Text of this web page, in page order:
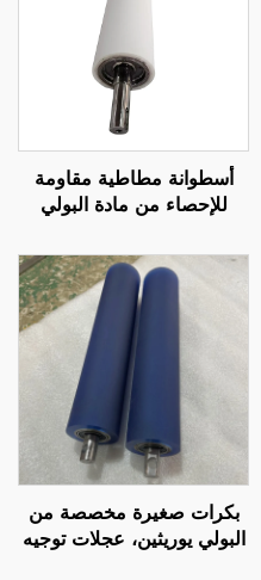
أسطوانة مطاطية مقاومة
للإحصاء من مادة البولي
آلات الوضع التصنيفي
الكهربائية في قطاع النقل
والآلات
بكرات صغيرة مخصصة من
البولي يوريثين، عجلات توجيه